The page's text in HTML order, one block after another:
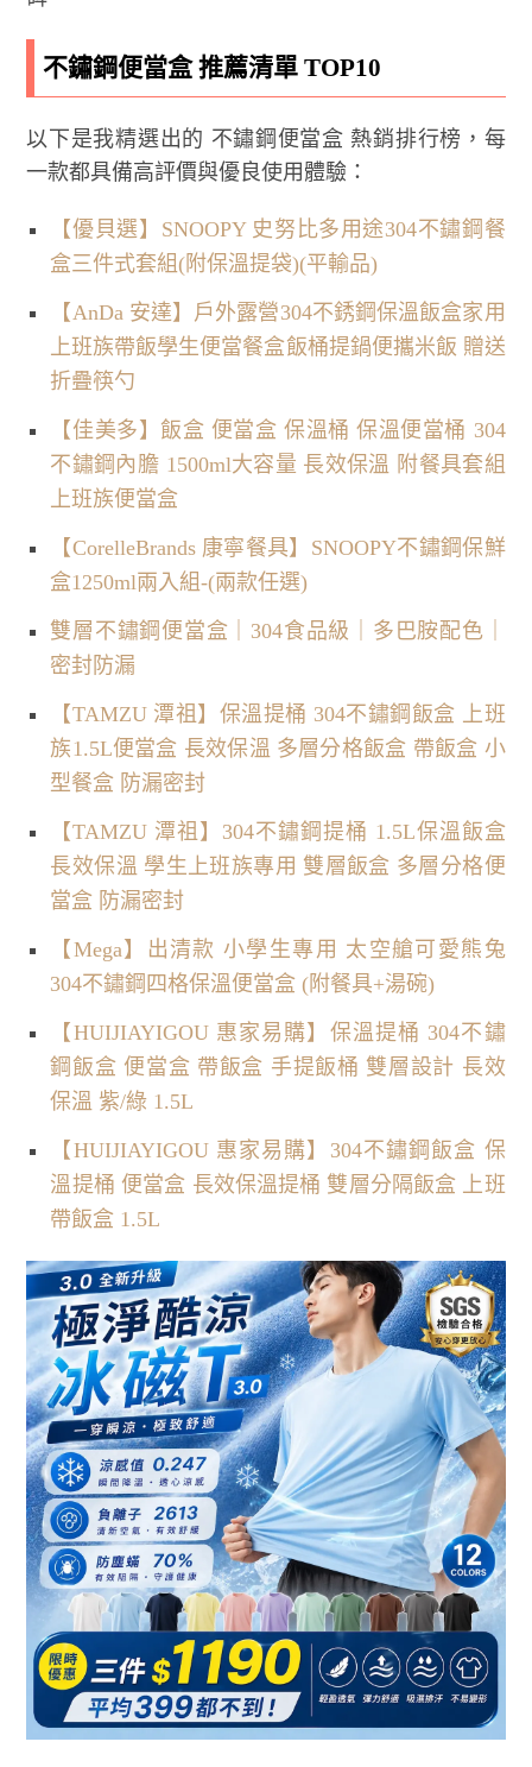
不鏽鋼便當盒 推薦清單 TOP10
以下是我精選出的 不鏽鋼便當盒 熱銷排行榜，每
一款都具備高評價與優良使用體驗：
【優貝選】SNOOPY 史努比多用途304不鏽鋼餐
盒三件式套組(附保溫提袋)(平輸品)
【AnDa 安達】戶外露營304不銹鋼保溫飯盒家用
上班族帶飯學生便當餐盒飯桶提鍋便攜米飯 贈送
折疊筷勺
【佳美多】飯盒 便當盒 保溫桶 保溫便當桶 304
不鏽鋼內膽 1500ml大容量 長效保溫 附餐具套組
上班族便當盒
【CorelleBrands 康寧餐具】SNOOPY不鏽鋼保鮮
盒1250ml兩入組-(兩款任選)
雙層不鏽鋼便當盒｜304食品級｜多巴胺配色｜
密封防漏
【TAMZU 潭祖】保溫提桶 304不鏽鋼飯盒 上班
族1.5L便當盒 長效保溫 多層分格飯盒 帶飯盒 小
型餐盒 防漏密封
【TAMZU 潭祖】304不鏽鋼提桶 1.5L保溫飯盒
長效保溫 學生上班族專用 雙層飯盒 多層分格便
當盒 防漏密封
【Mega】出清款 小學生專用 太空艙可愛熊兔
304不鏽鋼四格保溫便當盒 (附餐具+湯碗)
【HUIJIAYIGOU 惠家易購】保溫提桶 304不鏽
鋼飯盒 便當盒 帶飯盒 手提飯桶 雙層設計 長效
保溫 紫/綠 1.5L
【HUIJIAYIGOU 惠家易購】304不鏽鋼飯盒 保
溫提桶 便當盒 長效保溫提桶 雙層分隔飯盒 上班
帶飯盒 1.5L